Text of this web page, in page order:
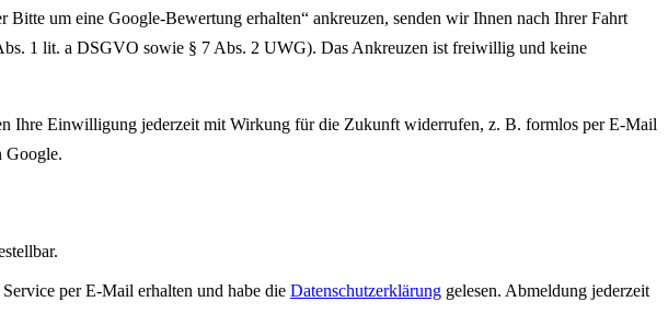
um eine Google-Bewertung erhalten“ ankreuzen, senden wir Ihnen nach Ihrer Fahrt
1 lit. a DSGVO sowie § 7 Abs. 2 UWG). Das Ankreuzen ist freiwillig und keine
Ihre Einwilligung jederzeit mit Wirkung für die Zukunft widerrufen, z. B. formlos per E-Mail
Google.
per E-Mail erhalten und habe die Datenschutzerklärung gelesen. Abmeldung jederzeit